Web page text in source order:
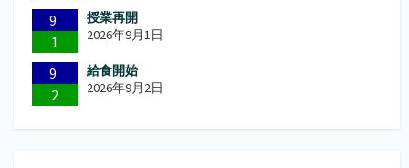
9
1
授業再開
2026年9月1日
9
2
給食開始
2026年9月2日